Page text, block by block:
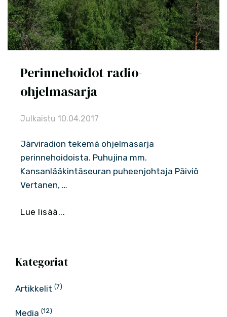
Perinnehoidot radio-
ohjelmasarja
Julkaistu 10.04.2017
Järviradion tekemä ohjelmasarja
perinnehoidoista. Puhujina mm.
Kansanlääkintäseuran puheenjohtaja Päiviö
Vertanen, …
Lue lisää...
Kategoriat
Artikkelit (7)
Media (12)